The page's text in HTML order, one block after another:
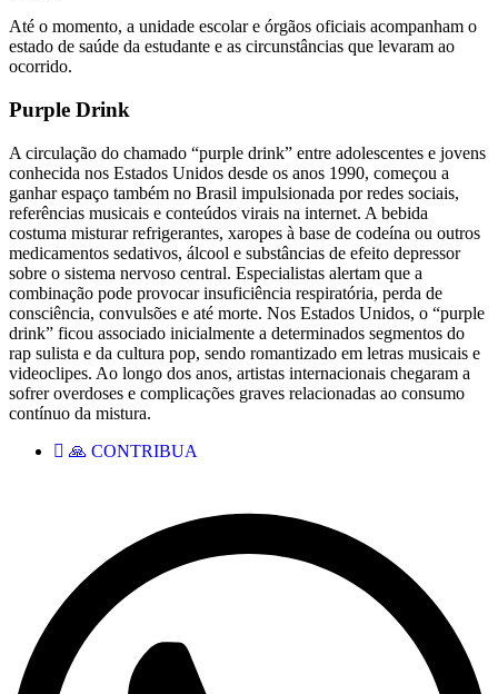
Até o momento, a unidade escolar e órgãos oficiais acompanham o
estado de saúde da estudante e as circunstâncias que levaram ao
ocorrido.
Purple Drink
A circulação do chamado “purple drink” entre adolescentes e jovens
conhecida nos Estados Unidos desde os anos 1990, começou a
ganhar espaço também no Brasil impulsionada por redes sociais,
referências musicais e conteúdos virais na internet. A bebida
costuma misturar refrigerantes, xaropes à base de codeína ou outros
medicamentos sedativos, álcool e substâncias de efeito depressor
sobre o sistema nervoso central. Especialistas alertam que a
combinação pode provocar insuficiência respiratória, perda de
consciência, convulsões e até morte. Nos Estados Unidos, o “purple
drink” ficou associado inicialmente a determinados segmentos do
rap sulista e da cultura pop, sendo romantizado em letras musicais e
videoclipes. Ao longo dos anos, artistas internacionais chegaram a
sofrer overdoses e complicações graves relacionadas ao consumo
contínuo da mistura.
🙏 CONTRIBUA